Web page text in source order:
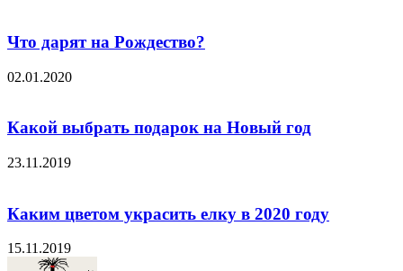
Что дарят на Рождество?
02.01.2020
Какой выбрать подарок на Новый год
23.11.2019
Каким цветом украсить елку в 2020 году
15.11.2019